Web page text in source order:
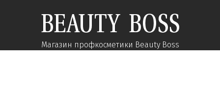
Магазин профкосметики Beauty Boss